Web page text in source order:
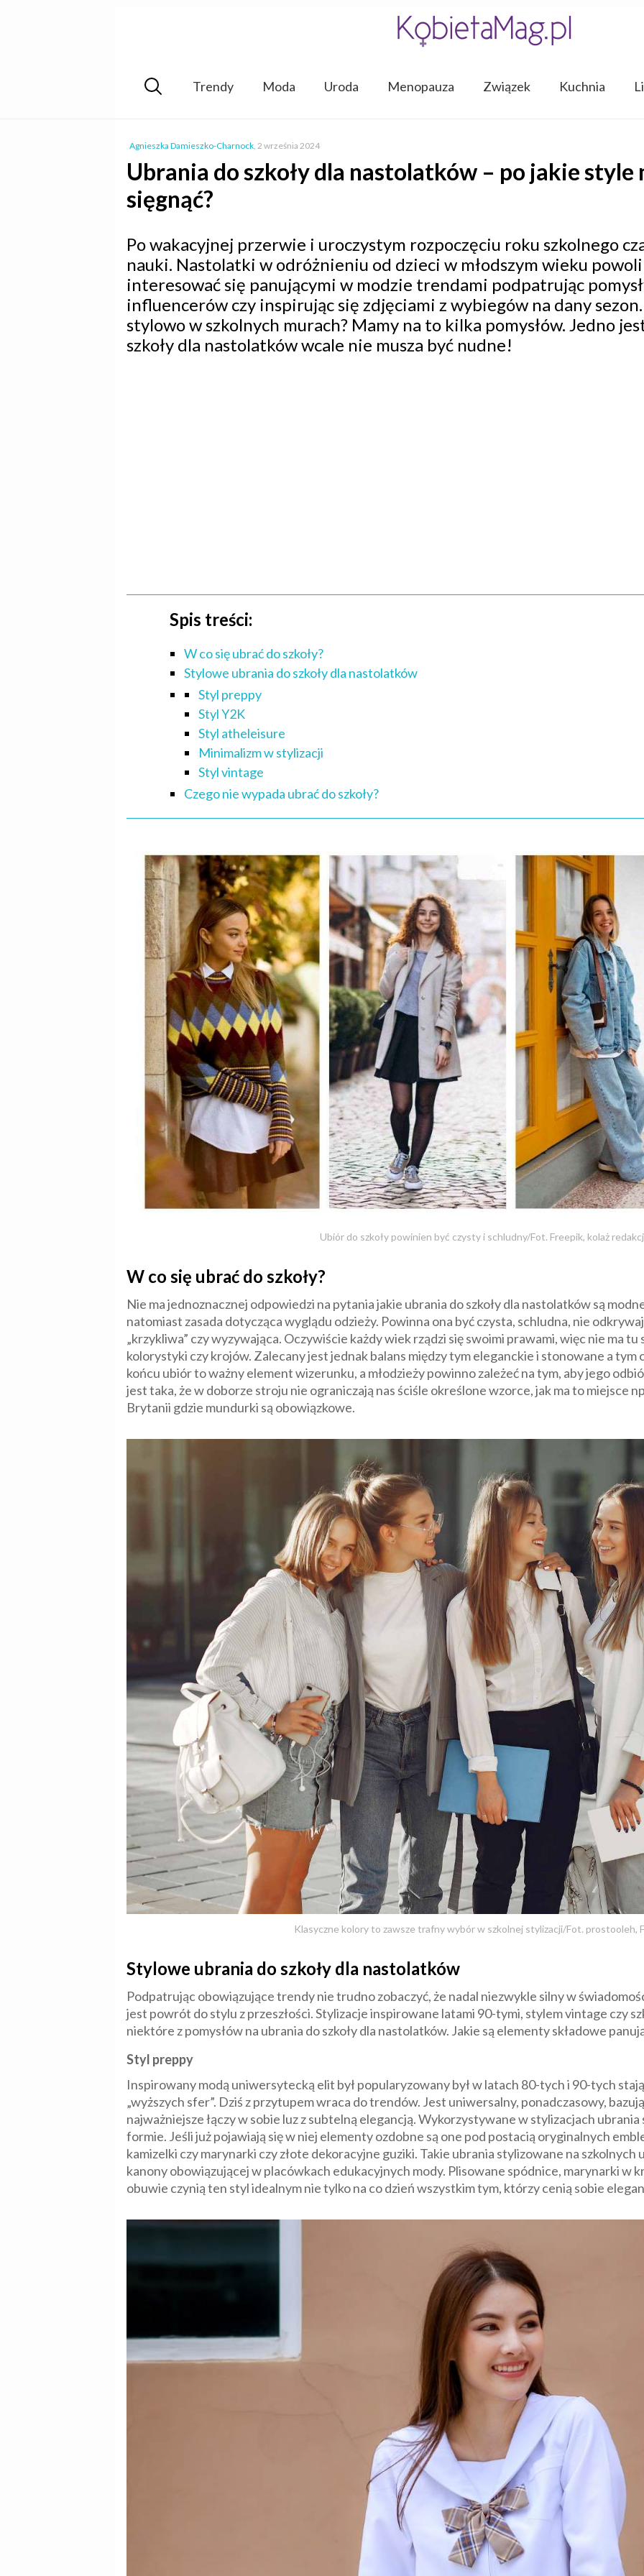
Trendy Moda Uroda Menopauza Związek Kuchnia
Agnieszka Damieszko-Charnock, 2 września 2024
Ubrania do szkoły dla nastolatków – po jakie
sięgnąć?
Po wakacyjnej przerwie i uroczystym rozpoczęciu roku szkolnego
nauki. Nastolatki w odróżnieniu od dzieci w młodszym wieku powoli
interesować się panującymi w modzie trendami podpatrując
influencerów czy inspirując się zdjęciami z wybiegów na dany
stylowo w szkolnych murach? Mamy na to kilka pomysłów. Jedno
szkoły dla nastolatków wcale nie musza być nudne!
Spis treści:
W co się ubrać do szkoły?
Stylowe ubrania do szkoły dla nastolatków
Styl preppy
Styl Y2K
Styl atheleisure
Minimalizm w stylizacji
Styl vintage
Czego nie wypada ubrać do szkoły?
Ubiór do szkoły powinien być czysty i schludny/Fot. Freepik, kolaż
W co się ubrać do szkoły?
Nie ma jednoznacznej odpowiedzi na pytania jakie ubrania do szkoły dla nastolatków są
natomiast zasada dotycząca wyglądu odzieży. Powinna ona być czysta, schludna, nie
„krzykliwa” czy wyzywająca. Oczywiście każdy wiek rządzi się swoimi prawami, więc nie ma
kolorystyki czy krojów. Zalecany jest jednak balans między tym eleganckie i stonowane a tym
końcu ubiór to ważny element wizerunku, a młodzieży powinno zależeć na tym, aby jego
jest taka, że w doborze stroju nie ograniczają nas ściśle określone wzorce, jak ma to miejsce
Brytanii gdzie mundurki są obowiązkowe.
Klasyczne kolory to zawsze trafny wybór w szkolnej stylizacji/Fot. prostooleh,
Stylowe ubrania do szkoły dla nastolatków
Podpatrując obowiązujące trendy nie trudno zobaczyć, że nadal niezwykle silny w
jest powrót do stylu z przeszłości. Stylizacje inspirowane latami 90-tymi, stylem vintage czy
niektóre z pomysłów na ubrania do szkoły dla nastolatków. Jakie są elementy składowe
Styl preppy
Inspirowany modą uniwersytecką elit był popularyzowany był w latach 80-tych i 90-tych
„wyższych sfer”. Dziś z przytupem wraca do trendów. Jest uniwersalny, ponadczasowy,
najważniejsze łączy w sobie luz z subtelną elegancją. Wykorzystywane w stylizacjach
formie. Jeśli już pojawiają się w niej elementy ozdobne są one pod postacią oryginalnych
kamizelki czy marynarki czy złote dekoracyjne guziki. Takie ubrania stylizowane na
kanony obowiązującej w placówkach edukacyjnych mody. Plisowane spódnice, marynarki w
obuwie czynią ten styl idealnym nie tylko na co dzień wszystkim tym, którzy cenią sobie